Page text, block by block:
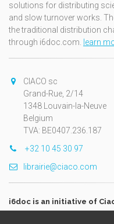
solutions for distributing
and slow turnover works.
the traditional distribution
through i6doc.com. learn
CIACO sc
Grand-Rue, 2/14
1348 Louvain-la-Neuve
Belgium
TVA: BE0407.236.187
+32 10 45 30 97
librairie@ciaco.com
i6doc is an initiative of